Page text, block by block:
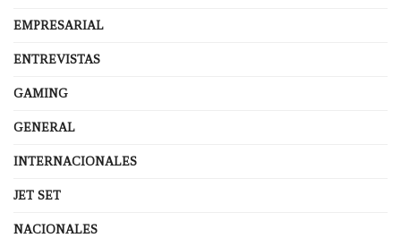
EMPRESARIAL
ENTREVISTAS
GAMING
GENERAL
INTERNACIONALES
JET SET
NACIONALES